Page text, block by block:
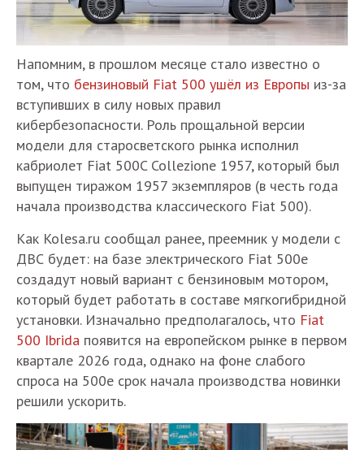
Напомним, в прошлом месяце стало известно о
том, что бензиновый Fiat 500 ушёл из Европы из-за
вступивших в силу новых правил
кибербезопасности. Роль прощальной версии
модели для старосветского рынка исполнил
кабриолет Fiat 500C Collezione 1957, который был
выпущен тиражом 1957 экземпляров (в честь года
начала производства классического Fiat 500).
Как Kolesa.ru сообщал ранее, преемник у модели с
ДВС будет: на базе электрического Fiat 500e
создадут новый вариант с бензиновым мотором,
который будет работать в составе мягкогибридной
установки. Изначально предполагалось, что Fiat
500 Ibrida появится на европейском рынке в первом
квартале 2026 года, однако на фоне слабого
спроса на 500e срок начала производства новинки
решили ускорить.